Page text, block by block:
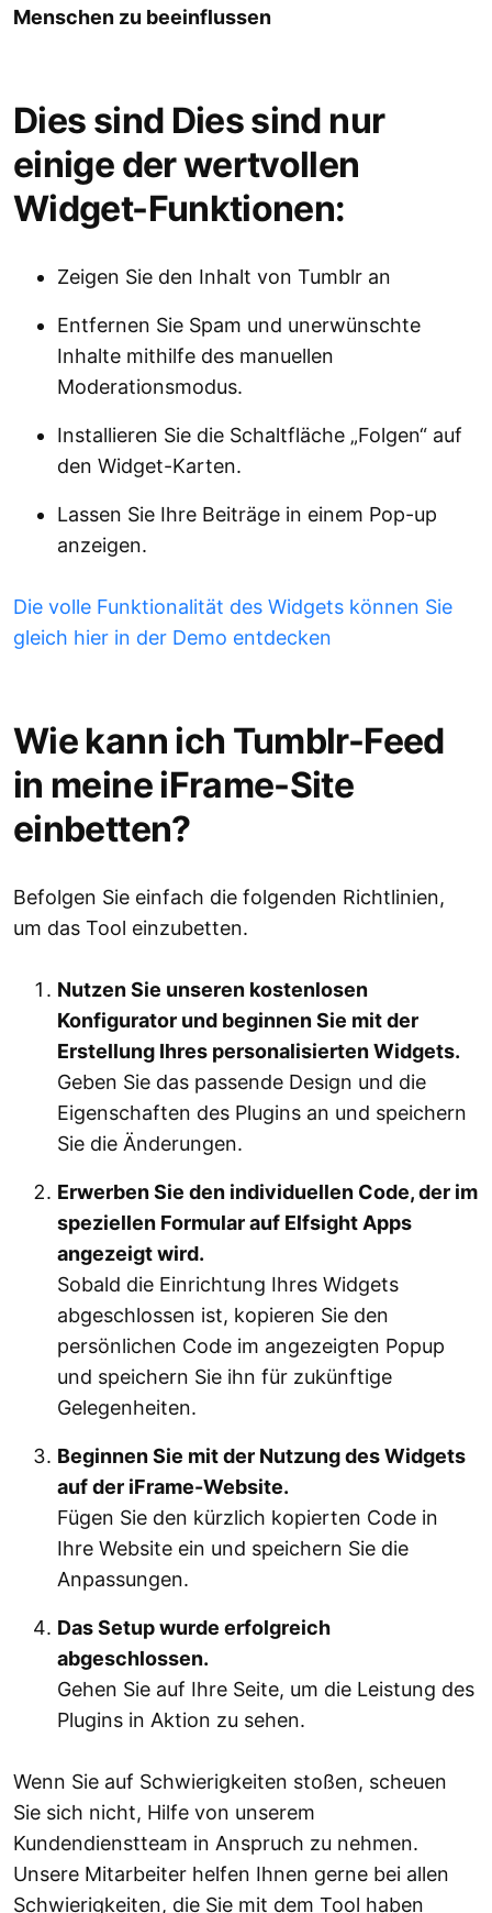
Menschen zu beeinflussen
Dies sind Dies sind nur
einige der wertvollen
Widget-Funktionen:
Zeigen Sie den Inhalt von Tumblr an
Entfernen Sie Spam und unerwünschte
Inhalte mithilfe des manuellen
Moderationsmodus.
Installieren Sie die Schaltfläche „Folgen“ auf
den Widget-Karten.
Lassen Sie Ihre Beiträge in einem Pop-up
anzeigen.
Die volle Funktionalität des Widgets können Sie
gleich hier in der Demo entdecken
Wie kann ich Tumblr-Feed
in meine iFrame-Site
einbetten?
Befolgen Sie einfach die folgenden Richtlinien,
um das Tool einzubetten.
Nutzen Sie unseren kostenlosen
Konfigurator und beginnen Sie mit der
Erstellung Ihres personalisierten Widgets.
Geben Sie das passende Design und die
Eigenschaften des Plugins an und speichern
Sie die Änderungen.
Erwerben Sie den individuellen Code, der im
speziellen Formular auf Elfsight Apps
angezeigt wird.
Sobald die Einrichtung Ihres Widgets
abgeschlossen ist, kopieren Sie den
persönlichen Code im angezeigten Popup
und speichern Sie ihn für zukünftige
Gelegenheiten.
Beginnen Sie mit der Nutzung des Widgets
auf der iFrame-Website.
Fügen Sie den kürzlich kopierten Code in
Ihre Website ein und speichern Sie die
Anpassungen.
Das Setup wurde erfolgreich
abgeschlossen.
Gehen Sie auf Ihre Seite, um die Leistung des
Plugins in Aktion zu sehen.
Wenn Sie auf Schwierigkeiten stoßen, scheuen
Sie sich nicht, Hilfe von unserem
Kundendienstteam in Anspruch zu nehmen.
Unsere Mitarbeiter helfen Ihnen gerne bei allen
Schwierigkeiten, die Sie mit dem Tool haben